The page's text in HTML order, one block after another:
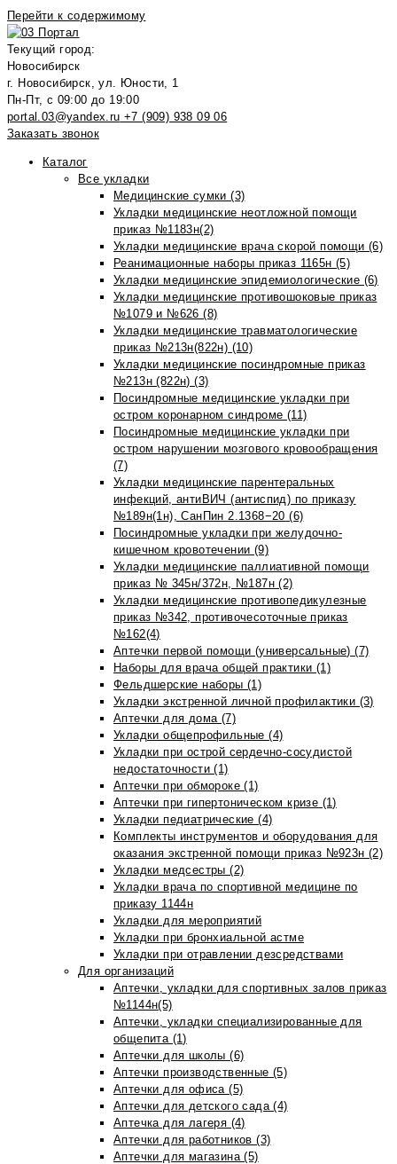
Перейти к содержимому
Текущий город:
Новосибирск
г. Новосибирск, ул. Юности, 1
Пн-Пт, с 09:00 до 19:00
portal.03@yandex.ru +7 (909) 938 09 06
Заказать звонок
Каталог
Все укладки
Медицинские сумки (3)
Укладки медицинские неотложной помощи
приказ №1183н(2)
Укладки медицинские врача скорой помощи (6)
Реанимационные наборы приказ 1165н (5)
Укладки медицинские эпидемиологические (6)
Укладки медицинские противошоковые приказ
№1079 и №626 (8)
Укладки медицинские травматологические
приказ №213н(822н) (10)
Укладки медицинские посиндромные приказ
№213н (822н) (3)
Посиндромные медицинские укладки при
остром коронарном синдроме (11)
Посиндромные медицинские укладки при
остром нарушении мозгового кровообращения
(7)
Укладки медицинские парентеральных
инфекций, антиВИЧ (антиспид) по приказу
№189н(1н), СанПин 2.1368−20 (6)
Посиндромные укладки при желудочно-
кишечном кровотечении (9)
Укладки медицинские паллиативной помощи
приказ № 345н/372н, №187н (2)
Укладки медицинские противопедикулезные
приказ №342, противочесоточные приказ
№162(4)
Аптечки первой помощи (универсальные) (7)
Наборы для врача общей практики (1)
Фельдшерские наборы (1)
Укладки экстренной личной профилактики (3)
Аптечки для дома (7)
Укладки общепрофильные (4)
Укладки при острой сердечно-сосудистой
недостаточности (1)
Аптечки при обмороке (1)
Аптечки при гипертоническом кризе (1)
Укладки педиатрические (4)
Комплекты инструментов и оборудования для
оказания экстренной помощи приказ №923н (2)
Укладки медсестры (2)
Укладки врача по спортивной медицине по
приказу 1144н
Укладки для мероприятий
Укладки при бронхиальной астме
Укладки при отравлении дезсредствами
Для организаций
Аптечки, укладки для спортивных залов приказ
№1144н(5)
Аптечки, укладки специализированные для
общепита (1)
Аптечки для школы (6)
Аптечки производственные (5)
Аптечки для офиса (5)
Аптечки для детского сада (4)
Аптечка для лагеря (4)
Аптечки для работников (3)
Аптечки для магазина (5)